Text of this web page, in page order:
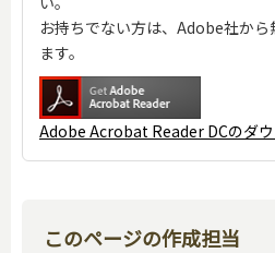
お持ちでない方は、Adobe社か
ます。
Adobe Acrobat Reader DCのダ
このページの作成担当